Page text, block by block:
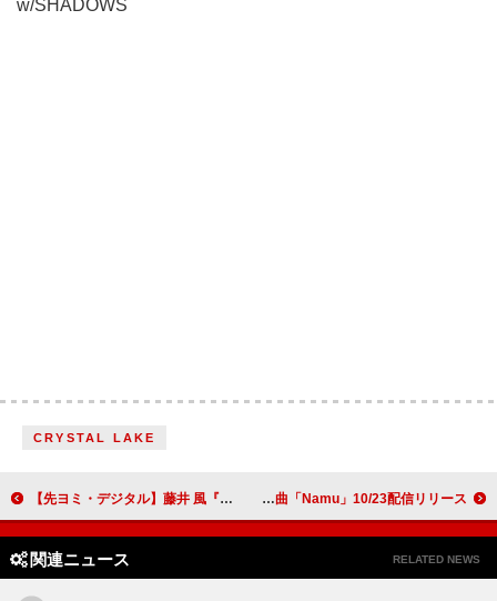
w/SHADOWS
CRYSTAL LAKE
【先ヨミ・デジタル】藤井 風『Prema』現在DLアルバム首位走行中 RADWIMPS／ミセスが追う SABLE HILLS、不動明王の真言をフィーチャーした新曲「Namu」10/23配信リリース
関連ニュース RELATED NEWS